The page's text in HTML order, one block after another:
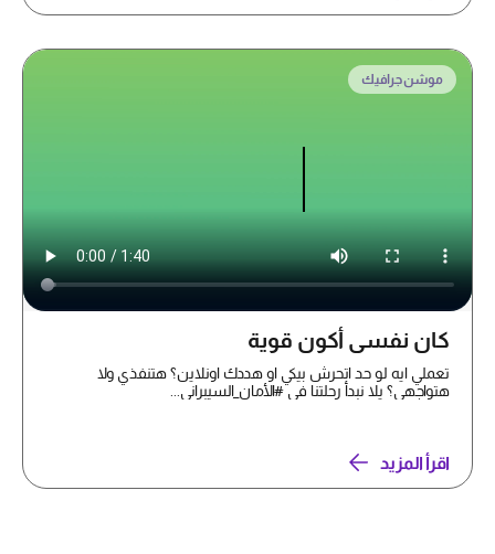
موشن جرافيك
كان نفسي أكون قوية
تعملي ايه لو حد اتحرش بيكي او هددك اونلاين؟ هتنفذي ولا
هتواجهي؟ يلا نبدأ رحلتنا في #الأمان_السيبراني...
اقرأ المزيد